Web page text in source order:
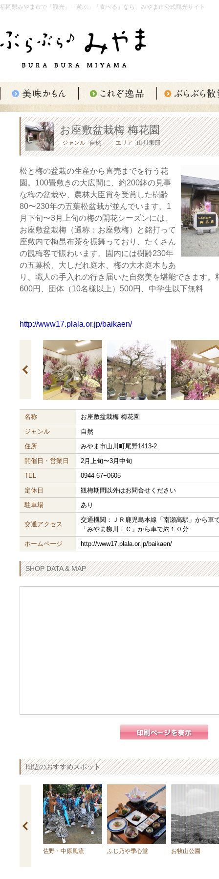
福岡県みやま市で「観光」「遊ぶ」「食べる」なら、みやま市公式観光サイト
お座敷盆栽梅 梅花園
ジャンル 自然 エリア 山川東部
松と梅の盆栽の生産から直売までを行う花
園。100畳敷きの大広間に、約200鉢の見事
な梅の盆栽や、農林大臣賞を受賞した樹齢
80〜230年の五葉松盆栽が並んでいます。1
月下旬〜3月上旬の梅の開花シーズンには、
お座敷盆栽梅（通称：お座敷梅）と銘打って
座敷内で梅昆布茶を振舞っており、たくさん
の観梅客で賑わいます。園内には樹齢230年
の五葉松、大しだれ庭木、梅の大木庭木もあ
り、職人の手入れの行き届いた自然美を堪能できます
600円、団体（10名様以上）500円、中学生以下無料
http://www17.plala.or.jp/baikaen/
名称
お座敷盆栽梅 梅花園
ジャンル
自然
住所
みやま市山川町尾野1413-2
開催日・営業日
2月上旬〜3月中旬
TEL
0944-67−0605
定休日
観梅期間以外はお問合せください
駐車場
あり
交通アクセス
交通機関：ＪＲ鹿児島本線「南瀬高駅」から
「みやま柳川ＩＣ」から車で約１０分
ホームページ
http://www17.plala.or.jp/baikaen/
SHOP DATA & MAP
周辺のおすすめスポット
佐野・中原風流 ふじ乃や季心堂 お牧山公園